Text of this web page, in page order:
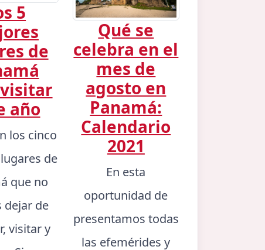
5
de
año
los cinco
de
que no
dejar de
visitar y
Qué se
celebra en el
mes de
agosto en
Panamá:
Calendario
2021
En esta
oportunidad de
presentamos todas
las efemérides y